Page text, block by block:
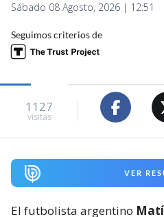
Sábado 08 Agosto, 2026 | 12:51
Seguimos criterios de
1127
visitas
VER
El futbolista argentino